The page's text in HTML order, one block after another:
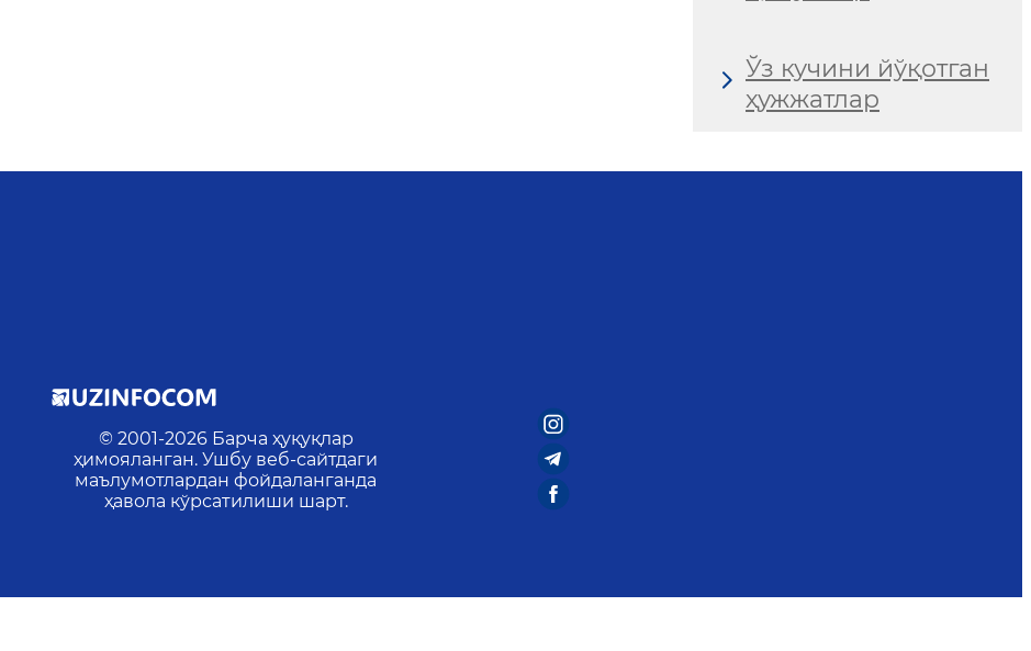
Ўз кучини йўқотган
ҳужжатлар
© 2001-2026 Барча ҳуқуқлар
ҳимояланган. Ушбу веб-сайтдаги
маълумотлардан фойдаланганда
ҳавола кўрсатилиши шарт.